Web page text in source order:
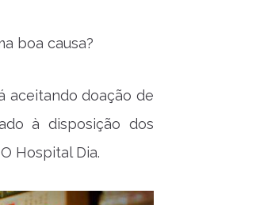
boa causa?
aceitando doação de
à disposição dos
Hospital Dia.